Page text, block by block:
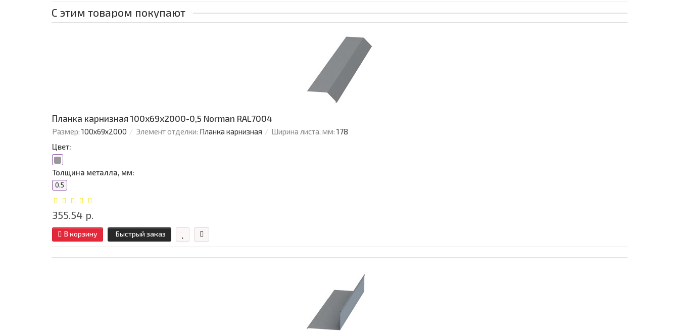
С этим товаром покупают
Планка карнизная 100х69х2000-0,5 Norman RAL7004
Размер: 100х69х2000 Элемент отделки: Планка карнизная Ширина листа, мм: 178
Цвет:
Толщина металла, мм:
0.5
355.54 р.
В корзину Быстрый заказ